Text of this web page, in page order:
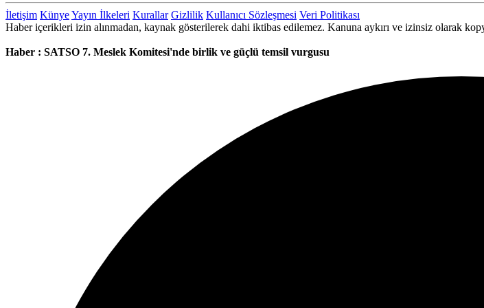
İletişim KünyeYayın İlkeleri Kurallar Gizlilik Kullanıcı Sözleşmesi Veri Politikası
Haber içerikleri izin alınmadan, kaynak gösterilerek dahi iktibas edilemez. Kanuna aykırı ve izinsiz olarak
Haber : SATSO 7. Meslek Komitesi'nde birlik ve güçlü temsil vurgusu